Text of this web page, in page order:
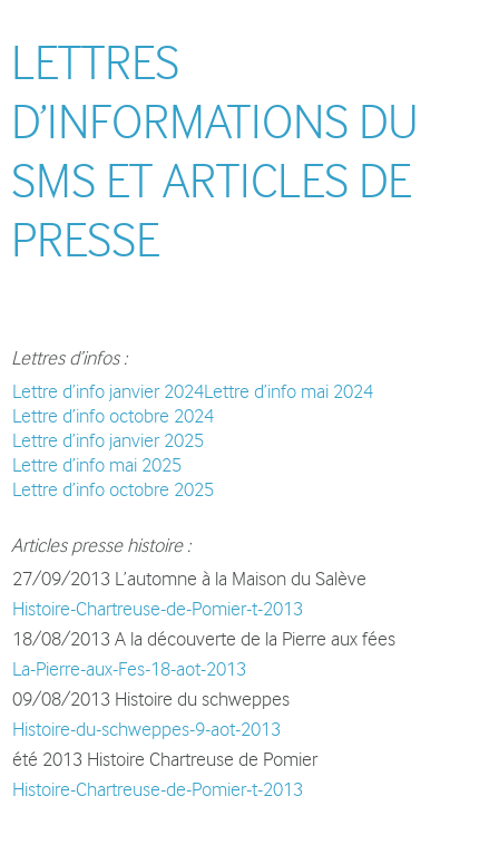
LETTRES
D’INFORMATIONS DU
SMS ET ARTICLES DE
PRESSE
Lettres d’infos :
Lettre d’info janvier 2024Lettre d’info mai 2024
Lettre d’info octobre 2024
Lettre d’info janvier 2025
Lettre d’info mai 2025
Lettre d’info octobre 2025
Articles presse histoire :
27/09/2013 L’automne à la Maison du Salève
Histoire-Chartreuse-de-Pomier-t-2013
18/08/2013 A la découverte de la Pierre aux fées
La-Pierre-aux-Fes-18-aot-2013
09/08/2013 Histoire du schweppes
Histoire-du-schweppes-9-aot-2013
été 2013 Histoire Chartreuse de Pomier
Histoire-Chartreuse-de-Pomier-t-2013